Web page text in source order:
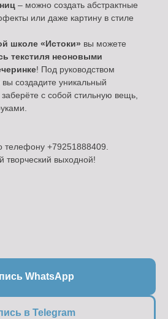
– можно создать абстрактные
или даже картину в стиле
школе «Истоки» вы можете
текстиля неоновыми
! Под руководством
создадите уникальный
с собой стильную вещь,
телефону +79251888409.
творческий выходной!
WhatsApp
в Telegram